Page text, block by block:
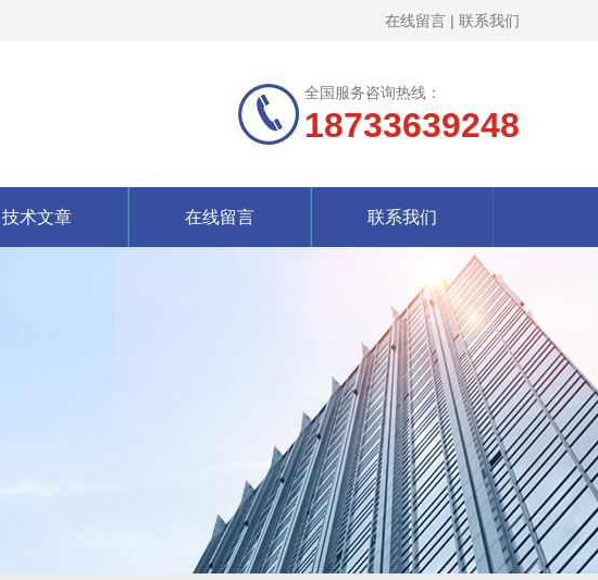
在线留言 | 联系我们
全国服务咨询热线：
18733639248
技术文章 在线留言 联系我们